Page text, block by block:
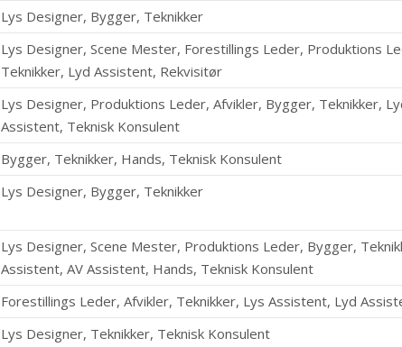
Lys Designer, Bygger, Teknikker
Lys Designer, Scene Mester, Forestillings Leder, Produktions
Teknikker, Lyd Assistent, Rekvisitør
Lys Designer, Produktions Leder, Afvikler, Bygger, Teknikker,
Assistent, Teknisk Konsulent
Bygger, Teknikker, Hands, Teknisk Konsulent
Lys Designer, Bygger, Teknikker
Lys Designer, Scene Mester, Produktions Leder, Bygger,
Assistent, AV Assistent, Hands, Teknisk Konsulent
Forestillings Leder, Afvikler, Teknikker, Lys Assistent, Lyd
Lys Designer, Teknikker, Teknisk Konsulent